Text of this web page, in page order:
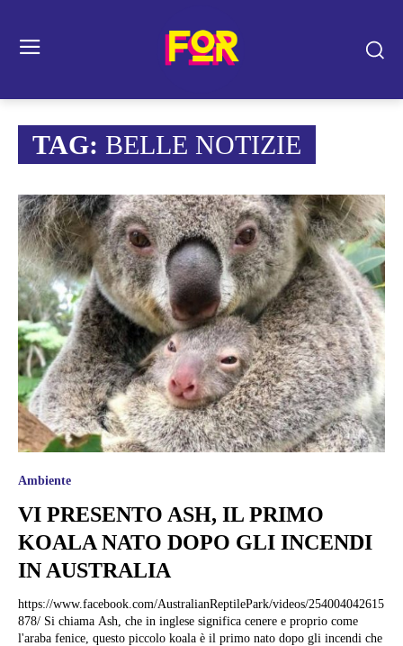
TAG: BELLE NOTIZIE
Ambiente
VI PRESENTO ASH, IL PRIMO
KOALA NATO DOPO GLI INCENDI
IN AUSTRALIA
https://www.facebook.com/AustralianReptilePark/videos/254004042615
878/ Si chiama Ash, che in inglese significa cenere e proprio come
l'araba fenice, questo piccolo koala è il primo nato dopo gli incendi che